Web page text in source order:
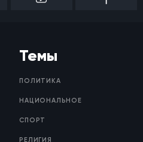
Темы
ПОЛИТИКА
НАЦИОНАЛЬНОЕ
СПОРТ
РЕЛИГИЯ